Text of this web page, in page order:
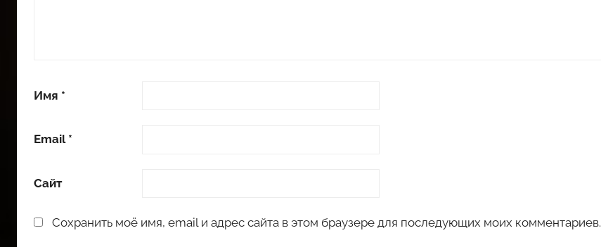
Имя *
Email *
Сайт
Сохранить моё имя, email и адрес сайта в этом браузере для последующих моих комментариев.